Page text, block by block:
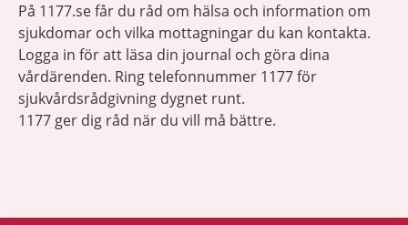
På 1177.se får du råd om hälsa och information om
sjukdomar och vilka mottagningar du kan kontakta.
Logga in för att läsa din journal och göra dina
vårdärenden. Ring telefonnummer 1177 för
sjukvårdsrådgivning dygnet runt.
1177 ger dig råd när du vill må bättre.